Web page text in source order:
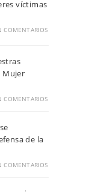
víctimas
COMENTARIOS
Mujer
COMENTARIOS
de la
COMENTARIOS